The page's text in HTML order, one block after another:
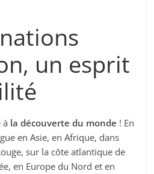
un esprit
la découverte du monde ! En
en Asie, en Afrique, dans
sur la côte atlantique de
en Europe du Nord et en